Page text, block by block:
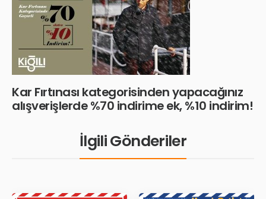
Kar Fırtınası kategorisinden yapacağınız
alışverişlerde %70 indirime ek, %10 indirim!
İlgili Gönderiler